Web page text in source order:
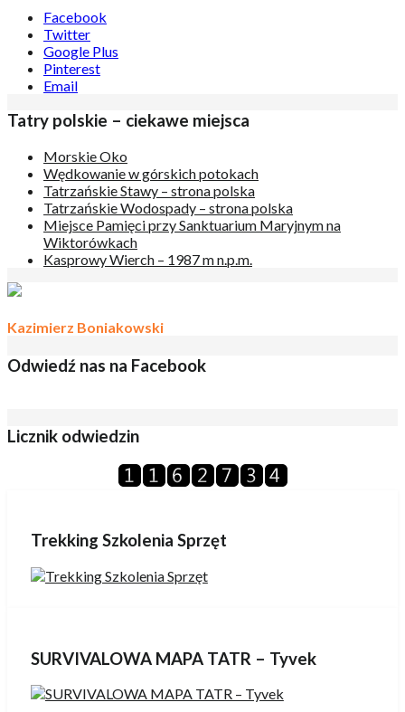
Facebook
Twitter
Google Plus
Pinterest
Email
Tatry polskie – ciekawe miejsca
Morskie Oko
Wędkowanie w górskich potokach
Tatrzańskie Stawy – strona polska
Tatrzańskie Wodospady – strona polska
Miejsce Pamięci przy Sanktuarium Maryjnym na
Wiktorówkach
Kasprowy Wierch – 1987 m n.p.m.
Kazimierz Boniakowski
Odwiedź nas na Facebook
Licznik odwiedzin
Trekking Szkolenia Sprzęt
SURVIVALOWA MAPA TATR – Tyvek